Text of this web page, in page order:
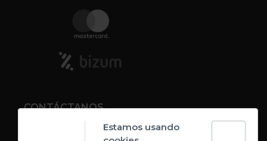
CONTÁCTANOS
Estamos usando